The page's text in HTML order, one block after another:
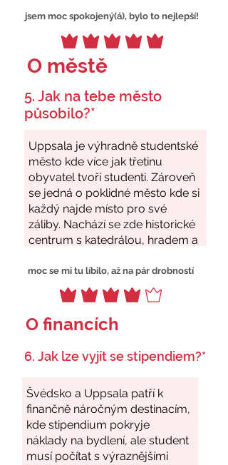
jsem moc spokojený(á), bylo to nejlepší!
O městě
5. Jak na tebe město
působilo?*
moc se mi tu líbilo, až na pár drobností
O financích
6. Jak lze vyjít se stipendiem?*